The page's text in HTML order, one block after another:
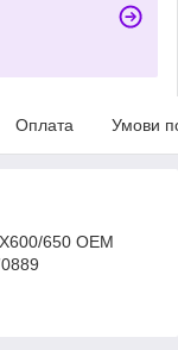
Оплата Умови
650 OEM